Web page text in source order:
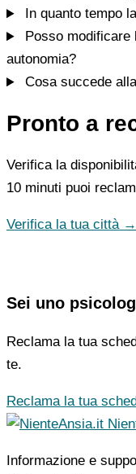
In quanto tempo
Posso
autonomia?
Cosa succede
Pronto a
Verifica la
10 minuti puoi
Verifica la tua città →
Sei uno
Reclama la tua
te.
Reclama la tua
Informazione e